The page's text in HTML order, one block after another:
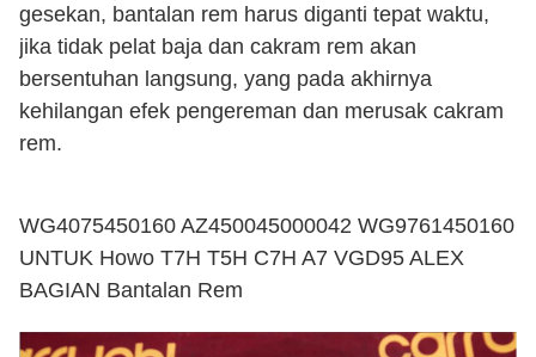
gesekan, bantalan rem harus diganti tepat waktu,
jika tidak pelat baja dan cakram rem akan
bersentuhan langsung, yang pada akhirnya
kehilangan efek pengereman dan merusak cakram
rem.
WG4075450160 AZ450045000042 WG9761450160
UNTUK Howo T7H T5H C7H A7 VGD95 ALEX
BAGIAN Bantalan Rem